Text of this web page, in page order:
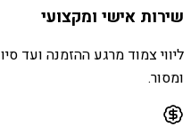
שירות אישי ומקצועי
ליווי צמוד מרגע ההזמנה ועד
ומסור.